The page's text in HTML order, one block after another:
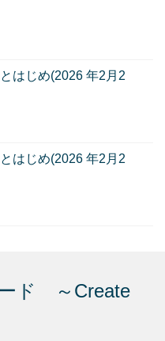
はじめ(2026 年2月2
はじめ(2026 年2月2
ド ～Create